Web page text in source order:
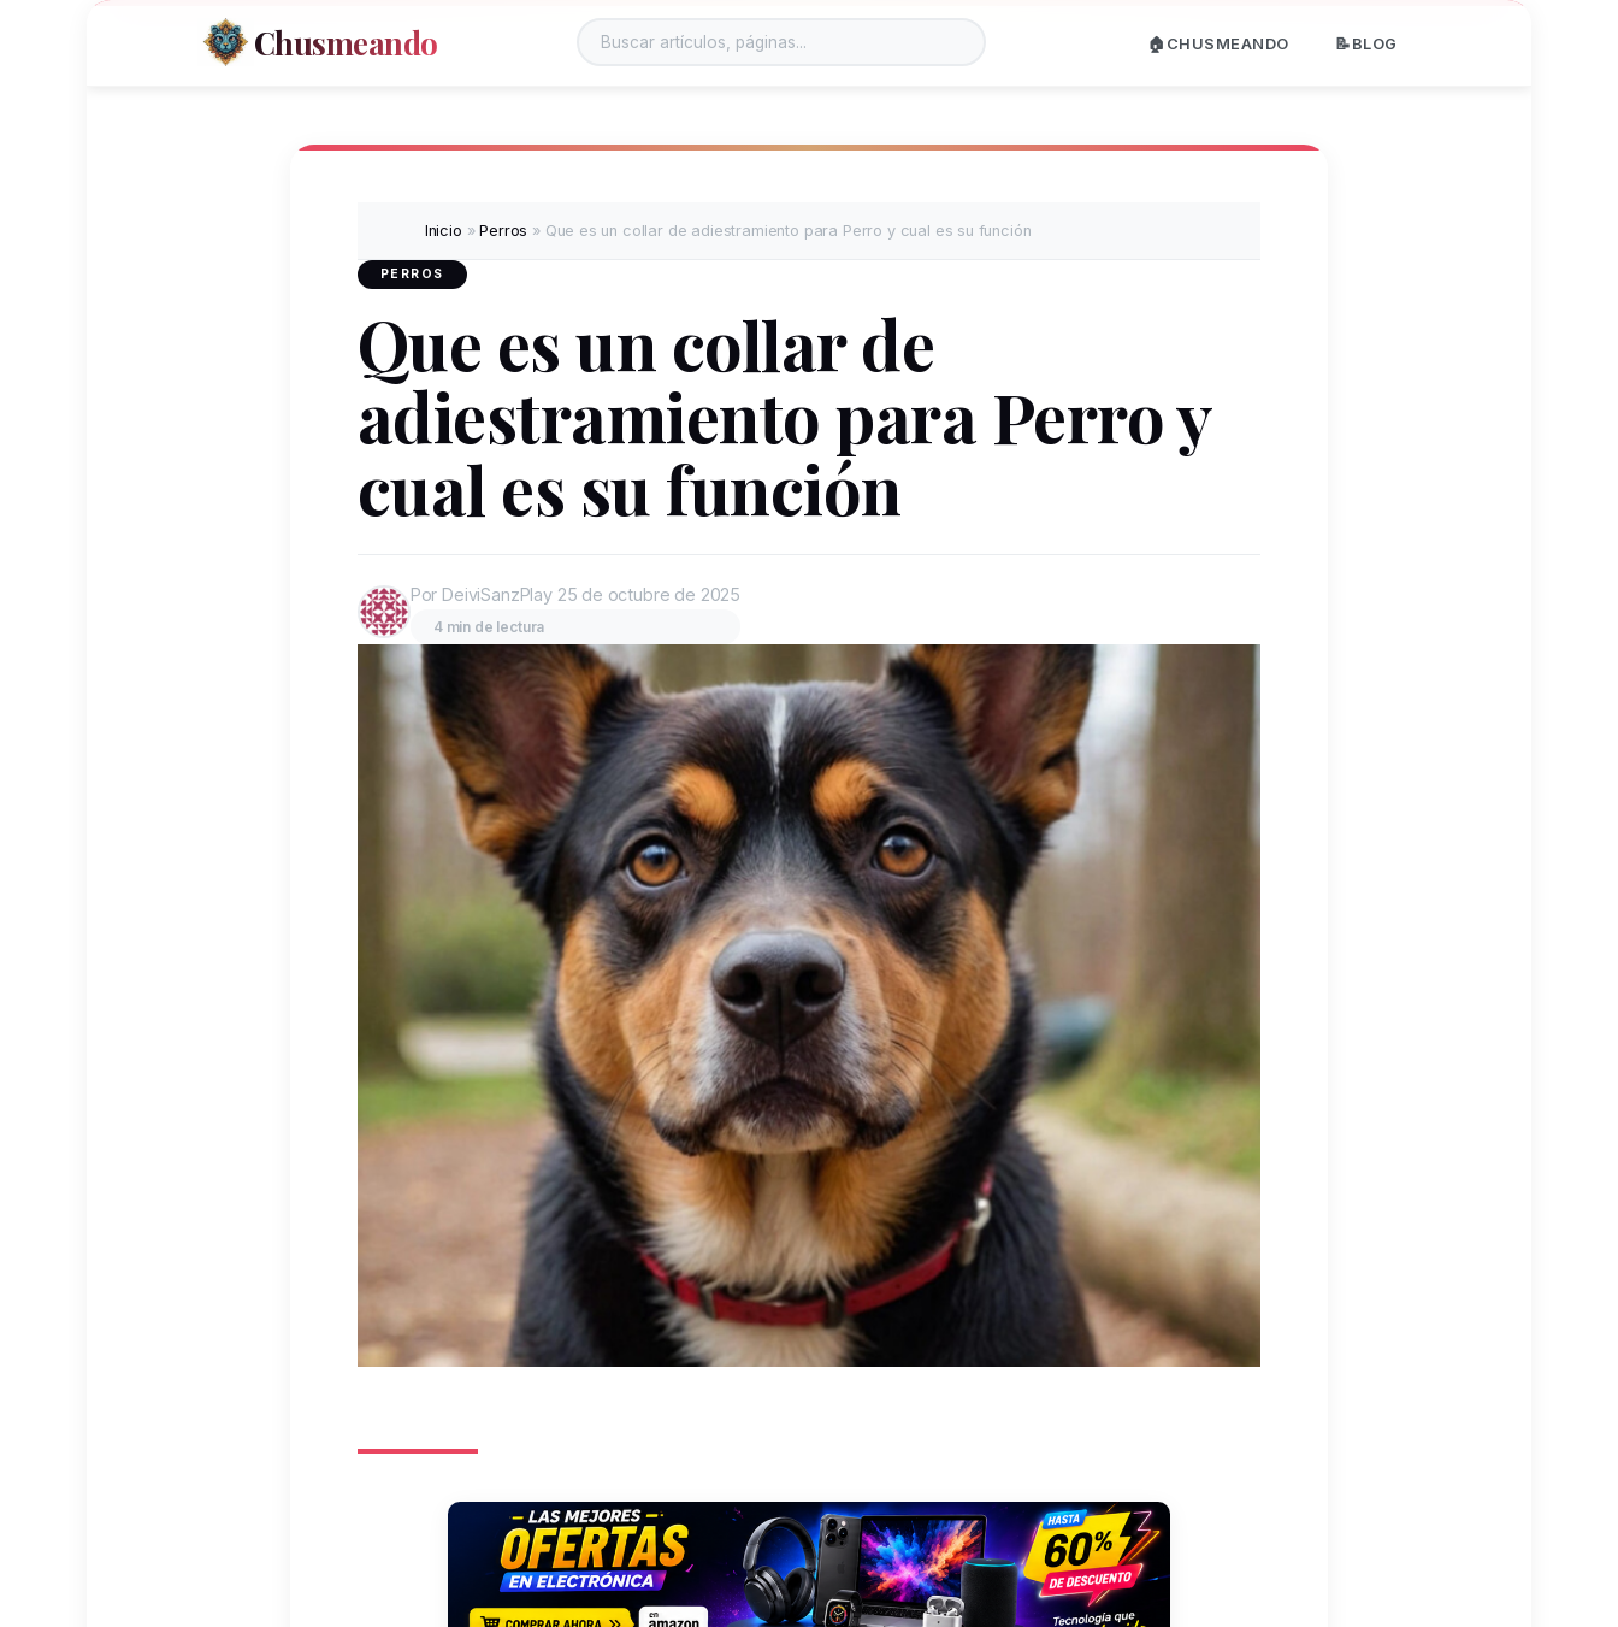
Chusmeando 🏠CHUSMEANDO 📝BLOG
Inicio »Perros » Que es un collar de adiestramiento para Perro y cual es su función
PERROS
Que es un collar de
adiestramiento para Perro y
cual es su función
Por DeiviSanzPlay 25 de octubre de 2025
4 min de lectura